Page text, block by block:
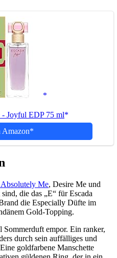
- Joyful EDP 75 ml
Absolutely Me, Desire Me und
die das „E“ für Escada
die Especially Düfte im
Gold-Topping.
Sommerduft empor. Ein ranker,
durch sein auffälliges und
goldfarbene Manschette